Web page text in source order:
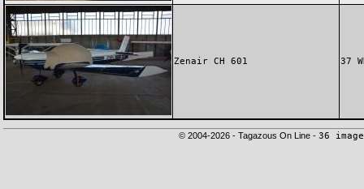
Zenair CH 601 37
© 2004-2026 - Tagazous On Line - 36